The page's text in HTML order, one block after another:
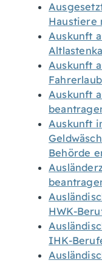
Haustiere
Auskunft
Auskunft
Auskunft
Auskunft
Behörde
HWK-
IHK-